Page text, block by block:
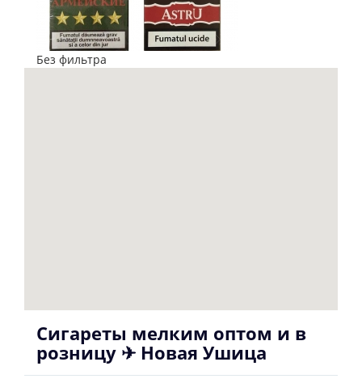
Без фильтра
Сигареты мелким оптом и в
розницу ✈ Новая Ушица